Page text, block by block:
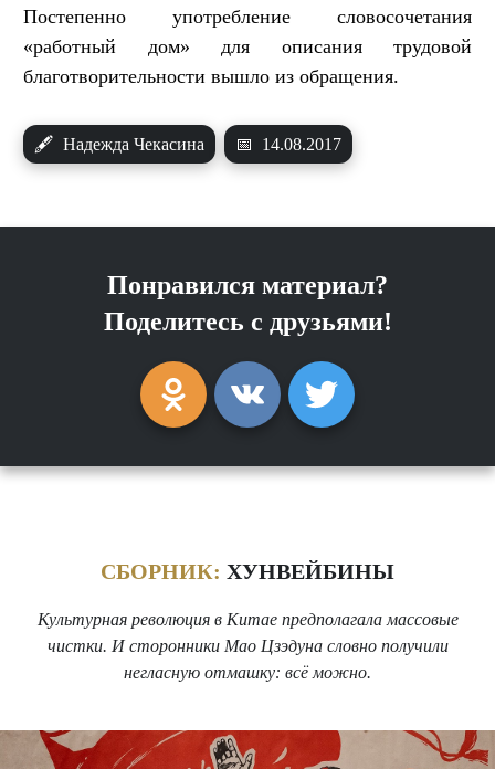
Постепенно употребление словосочетания
«работный дом» для описания трудовой
благотворительности вышло из обращения.
🖋 Надежда Чекасина 📅 14.08.2017
Понравился материал?
Поделитесь с друзьями!
СБОРНИК: ХУНВЕЙБИНЫ
Культурная революция в Китае предполагала массовые
чистки. И сторонники Мао Цзэдуна словно получили
негласную отмашку: всё можно.